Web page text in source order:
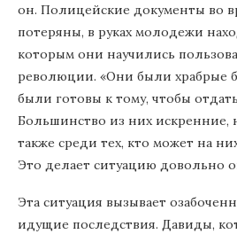
он. Полицейские документы во
потеряны, в руках молодежи
которым они научились
революции. «Они были храбрые
были готовы к тому, чтобы
Большинство из них искренние,
также среди тех, кто может на
Это делает ситуацию довольно
Эта ситуация вызывает
идущие последствия. Давиды,